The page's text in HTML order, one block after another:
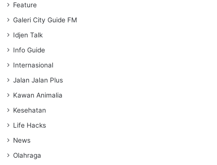
Feature
Galeri City Guide FM
Idjen Talk
Info Guide
Internasional
Jalan Jalan Plus
Kawan Animalia
Kesehatan
Life Hacks
News
Olahraga